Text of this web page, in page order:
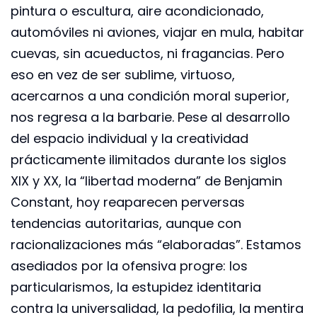
pintura o escultura, aire acondicionado,
automóviles ni aviones, viajar en mula, habitar
cuevas, sin acueductos, ni fragancias. Pero
eso en vez de ser sublime, virtuoso,
acercarnos a una condición moral superior,
nos regresa a la barbarie. Pese al desarrollo
del espacio individual y la creatividad
prácticamente ilimitados durante los siglos
XIX y XX, la “libertad moderna” de Benjamin
Constant, hoy reaparecen perversas
tendencias autoritarias, aunque con
racionalizaciones más “elaboradas”. Estamos
asediados por la ofensiva progre: los
particularismos, la estupidez identitaria
contra la universalidad, la pedofilia, la mentira